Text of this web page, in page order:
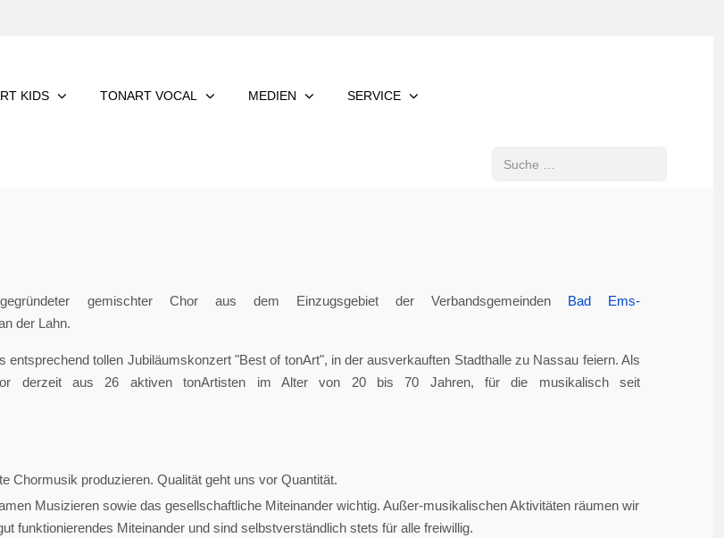
KIDS TONART VOCAL MEDIEN SERVICE
Suchen
gemischter Chor aus dem Einzugsgebiet der Verbandsgemeinden Bad Ems-
der Lahn.
tollen Jubiläumskonzert "Best of tonArt", in der ausverkauften Stadthalle zu Nassau feiern. Als
derzeit aus 26 aktiven tonArtisten im Alter von 20 bis 70 Jahren, für die musikalisch seit
Chormusik produzieren. Qualität geht uns vor Quantität.
Musizieren sowie das gesellschaftliche Miteinander wichtig. Außer-musikalischen Aktivitäten räumen wir
funktionierendes Miteinander und sind selbstverständlich stets für alle freiwillig.